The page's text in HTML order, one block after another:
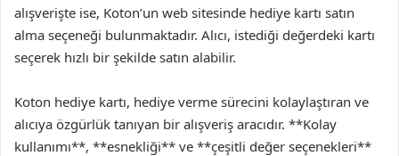
alışverişte ise, Koton’un web sitesinde hediye kartı satın
alma seçeneği bulunmaktadır. Alıcı, istediği değerdeki kartı
seçerek hızlı bir şekilde satın alabilir.
Koton hediye kartı, hediye verme sürecini kolaylaştıran ve
alıcıya özgürlük tanıyan bir alışveriş aracıdır. **Kolay
kullanımı**, **esnekliği** ve **çeşitli değer seçenekleri**